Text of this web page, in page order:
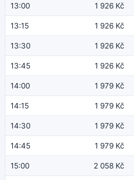
13:00 1 926 Kč
13:15 1 926 Kč
13:30 1 926 Kč
13:45 1 926 Kč
14:00 1 979 Kč
14:15 1 979 Kč
14:30 1 979 Kč
14:45 1 979 Kč
15:00 2 058 Kč